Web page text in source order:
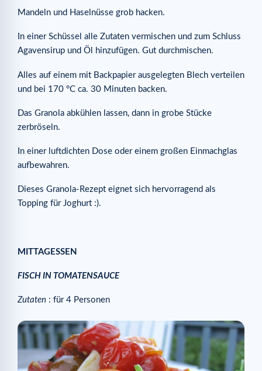
Mandeln und Haselnüsse grob hacken.
In einer Schüssel alle Zutaten vermischen und zum Schluss
Agavensirup und Öl hinzufügen. Gut durchmischen.
Alles auf einem mit Backpapier ausgelegten Blech verteilen
und bei 170 °C ca. 30 Minuten backen.
Das Granola abkühlen lassen, dann in grobe Stücke
zerbröseln.
In einer luftdichten Dose oder einem großen Einmachglas
aufbewahren.
Dieses Granola-Rezept eignet sich hervorragend als
Topping für Joghurt :).
MITTAGESSEN
FISCH IN TOMATENSAUCE
Zutaten : für 4 Personen